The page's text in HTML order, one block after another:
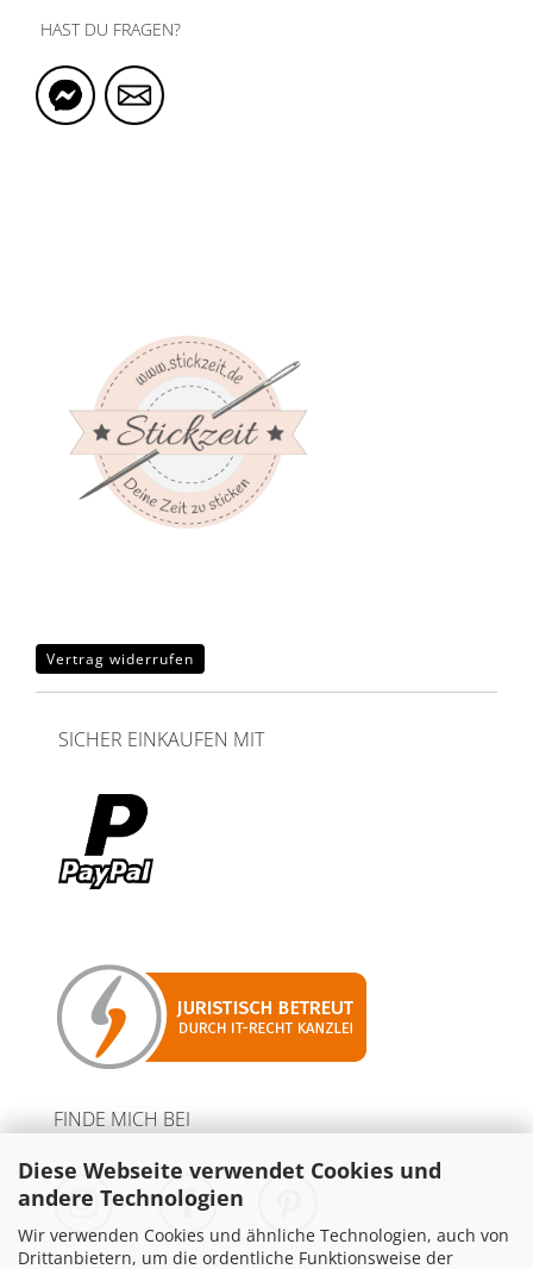
Diese Webseite verwendet Cookies und
andere Technologien
Wir verwenden Cookies und ähnliche Technologien, auch von
Drittanbietern, um die ordentliche Funktionsweise der
HAST DU FRAGEN?
Vertrag widerrufen
SICHER EINKAUFEN MIT
FINDE MICH BEI